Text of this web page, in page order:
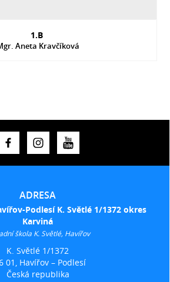
1.B
Aneta Kravčíková
ADRESA
Podlesí K. Světlé 1/1372 okres
Karviná
škola K. Světlé, Havířov
K. Světlé 1/1372
01, Havířov – Podlesí
Česká republika